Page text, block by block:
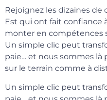
Rejoignez les dizaines de
Est qui ont fait confiance
monter en compétences
Un simple clic peut
paie… et nous sommes là
sur le terrain comme à
Un simple clic peut